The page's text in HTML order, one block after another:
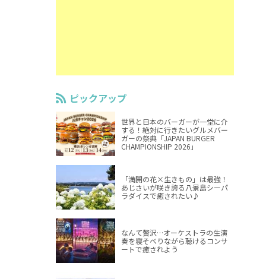
ピックアップ
世界と日本のバーガーが一堂に介
する！絶対に行きたいグルメバー
ガーの祭典「JAPAN BURGER
CHAMPIONSHIP 2026」
「満開の花×生きもの」は最強！
あじさいが咲き誇る八景島シーパ
ラダイスで癒されたい♪
なんて贅沢…オーケストラの生演
奏を寝そべりながら聴けるコンサ
ートで癒されよう